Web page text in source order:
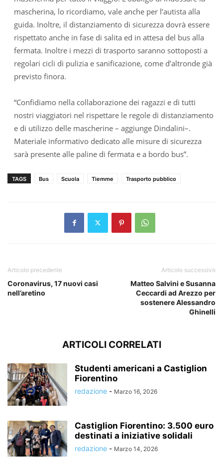
mascherina, lo ricordiamo, vale anche per l’autista alla
guida. Inoltre, il distanziamento di sicurezza dovrà essere
rispettato anche in fase di salita ed in attesa del bus alla
fermata. Inoltre i mezzi di trasporto saranno sottoposti a
regolari cicli di pulizia e sanificazione, come d’altronde già
previsto finora.
“Confidiamo nella collaborazione dei ragazzi e di tutti
nostri viaggiatori nel rispettare le regole di distanziamento
e di utilizzo delle mascherine – aggiunge Dindalini–.
Materiale informativo dedicato alle misure di sicurezza
sarà presente alle paline di fermata e a bordo bus”.
TAGS Bus Scuola Tiemme Trasporto pubblico
Articolo precedente
Coronavirus, 17 nuovi casi
nell’aretino
Articolo successivo
Matteo Salvini e Susanna
Ceccardi ad Arezzo per
sostenere Alessandro
Ghinelli
ARTICOLI CORRELATI
Studenti americani a Castiglion
Fiorentino
redazione - Marzo 16, 2026
Castiglion Fiorentino: 3.500 euro
destinati a iniziative solidali
redazione - Marzo 14, 2026